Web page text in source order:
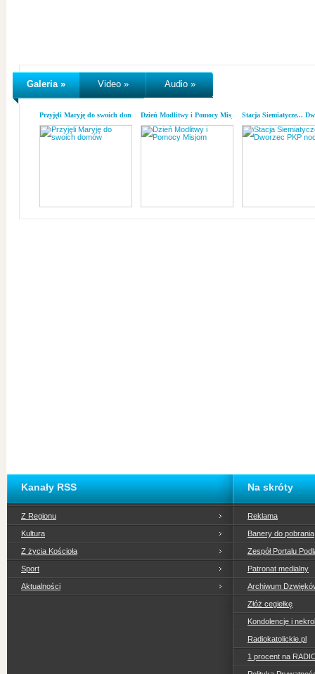
Galeria » Video » Audio »
Przyjęli Maryję do swoich domówDzień Modlitwy i Pomocy MisjomStacja Siemiatycze...
Kanały RSS
Z Regionu
Kultura
Z życia Kościoła
Sport
Aktualności
Na skróty
Reklama
Banery do pobrania
Zespół Portalu
Patronat medialny
Archiwum
Złóż cegiełkę
Kondolencje i
Radiokatolickie.pl
1 procent na